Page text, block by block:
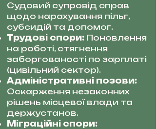
Судовий супровід справ
щодо нарахування пільг,
субсидій та допомог.
Трудові спори: Поновлення
на роботі, стягнення
заборгованості по зарплаті
(цивільний сектор).
Адміністративні позови:
Оскарження незаконних
рішень місцевої влади та
держустанов.
Міграційні спори: